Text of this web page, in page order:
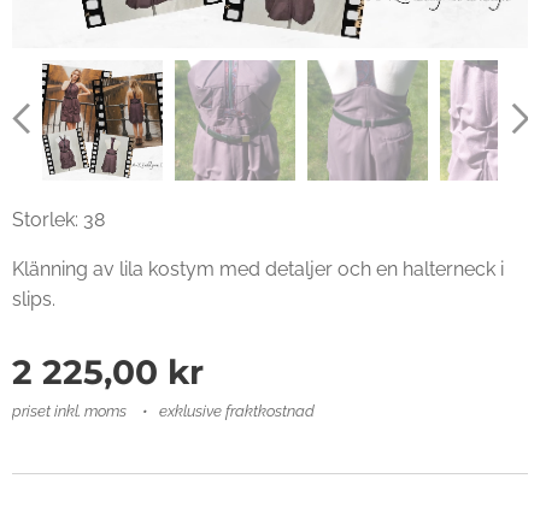
Storlek: 38
Klänning av lila kostym med detaljer och en halterneck i
slips.
2 225,00 kr
priset inkl. moms exklusive fraktkostnad